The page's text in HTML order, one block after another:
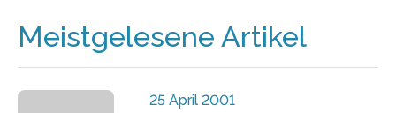
Meistgelesene Artikel
25 April 2001